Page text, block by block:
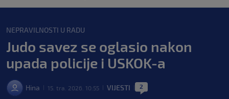
NEPRAVILNOSTI U RADU
Judo savez se oglasio nakon
upada policije i USKOK-a
Hina 15. tra. 2026. 10:55 VIJESTI 2